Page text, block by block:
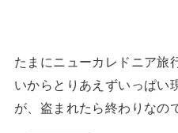
たまにニューカレドニア旅
いからとりあえずいっぱい
が、盗まれたら終わりなの